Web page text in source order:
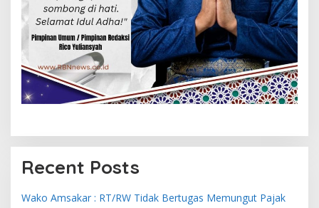
Recent Posts
Wako Amsakar : RT/RW Tidak Bertugas Memungut Pajak